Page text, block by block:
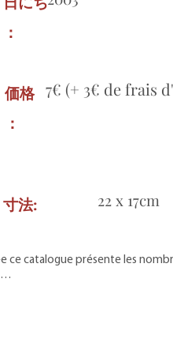
：
7€ (+ 3€ de frais
価格
：
22 x 17cm
寸法:
ce catalogue présente les